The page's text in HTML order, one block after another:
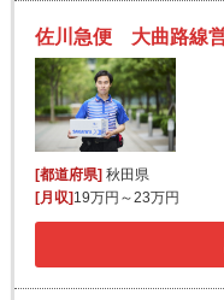
[都道府県]秋田県
[月収]19万円～23万円